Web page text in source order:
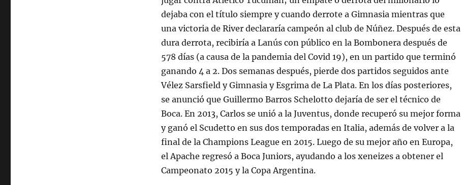
dejaba con el título siempre y cuando derrote a Gimnasia mientras que
una victoria de River declararía campeón al club de Núñez. Después de esta
dura derrota, recibiría a Lanús con público en la Bombonera después de
578 días (a causa de la pandemia del Covid 19), en un partido que terminó
ganando 4 a 2. Dos semanas después, pierde dos partidos seguidos ante
Vélez Sarsfield y Gimnasia y Esgrima de La Plata. En los días posteriores,
se anunció que Guillermo Barros Schelotto dejaría de ser el técnico de
Boca. En 2013, Carlos se unió a la Juventus, donde recuperó su mejor forma
y ganó el Scudetto en sus dos temporadas en Italia, además de volver a la
final de la Champions League en 2015. Luego de su mejor año en Europa,
el Apache regresó a Boca Juniors, ayudando a los xeneizes a obtener el
Campeonato 2015 y la Copa Argentina.